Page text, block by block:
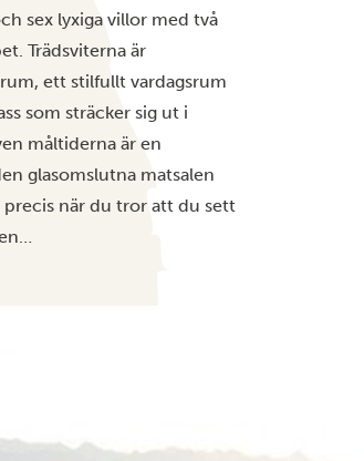
sex lyxiga villor med två
Trädsviterna är
ett stilfullt vardagsrum
som sträcker sig ut i
måltiderna är en
glasomslutna matsalen
när du tror att du sett